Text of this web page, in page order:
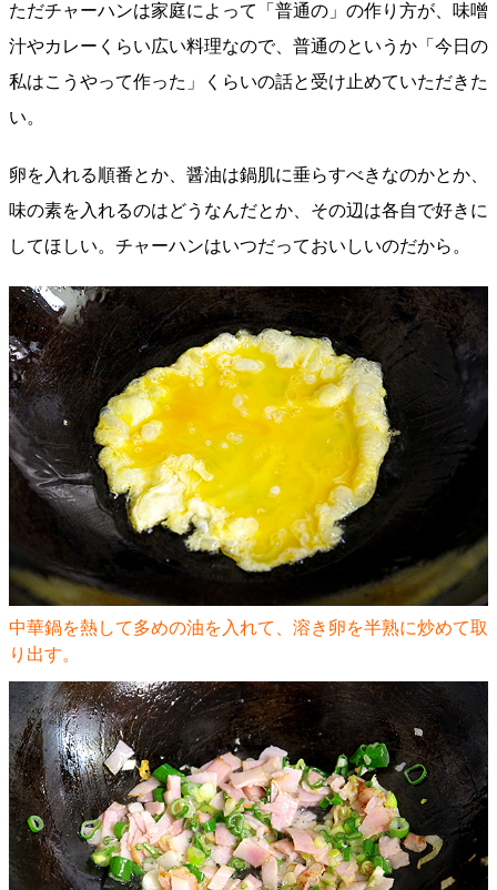
ただチャーハンは家庭によって「普通の」の作り方が、味噌
汁やカレーくらい広い料理なので、普通のというか「今日の
私はこうやって作った」くらいの話と受け止めていただきた
い。
卵を入れる順番とか、醤油は鍋肌に垂らすべきなのかとか、
味の素を入れるのはどうなんだとか、その辺は各自で好きに
してほしい。チャーハンはいつだっておいしいのだから。
中華鍋を熱して多めの油を入れて、溶き卵を半熟に炒めて取
り出す。